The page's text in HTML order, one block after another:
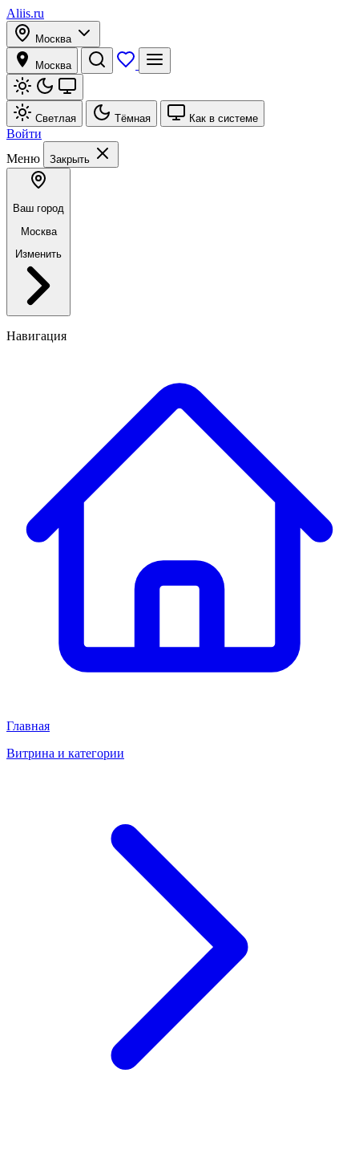
Aliis.ru
Москва
Москва
Светлая Тёмная Как в системе
Войти
Меню
Закрыть
Ваш город
Москва
Изменить
Навигация
Главная
Витрина и категории